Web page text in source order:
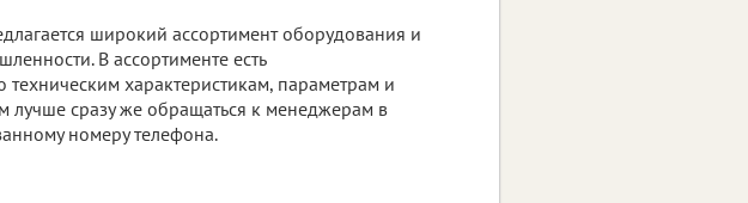
широкий ассортимент оборудования и
В ассортименте есть
характеристикам, параметрам и
лучше сразу же обращаться к менеджерам в
номеру телефона.